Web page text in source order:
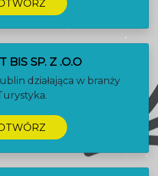
BIS SP. Z .O.O
działająca w branży